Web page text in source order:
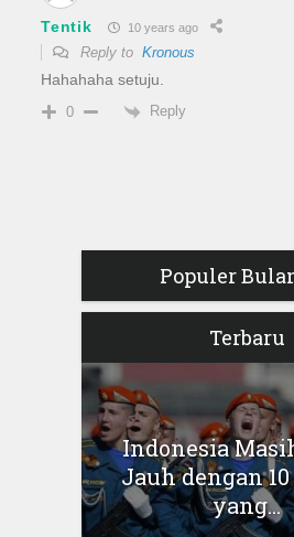
Tentik 10 years ago
Reply toKronous
Hahahaha setuju.
0 Reply
Populer
Terbaru
Indonesia
Jauh dengan
yang...